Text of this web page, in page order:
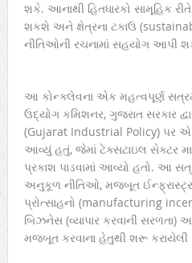
શકે. આનાથી હિતધારકો સામૂહિક
શકશે અને ક્ષેત્રના ટકાઉ
નીતિઓની રચનામાં સહયોગ આપી
આ કોન્ક્લેવના એક મહત્વપૂર્ણ
ઉદ્યોગ કમિશનર, ગુજરાત સરકાર
(Gujarat Industrial Policy) પર
આવ્યું હતું, જેમાં ટેક્સટાઇલ સેક્ટર
પ્રકાશ પાડવામાં આવ્યો હતો. આ
અનુકૂળ નીતિઓ, મજબૂત
પ્રોત્સાહનો (manufacturing
બિઝનેસ (વ્યાપાર કરવાની
મજબૂત કરવાના હેતુથી શરૂ કરાયેલી